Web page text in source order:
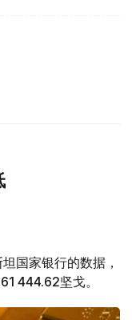
国家银行的数据，
444.62坚戈。